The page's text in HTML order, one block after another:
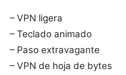
– VPN ligera
– Teclado animado
– Paso extravagante
– VPN de hoja de bytes